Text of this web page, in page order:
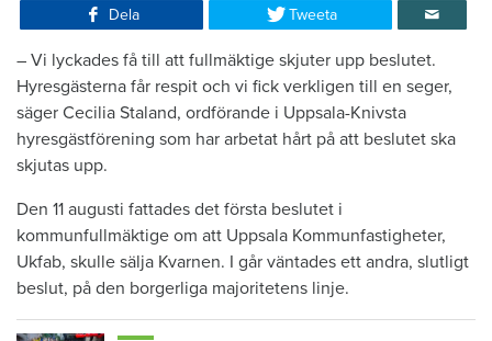
Dela Tweeta
​– ­Vi lyckades få till att fullmäktige skjuter upp beslutet.
Hyresgästerna får respit och vi fick verkligen till en seger,
säger Cecilia Staland, ordförande i Uppsala-Knivsta
hyresgästförening som har arbetat hårt på att beslutet ska
skjutas upp.
Den 11 augusti fattades det första beslutet i
kommunfullmäktige om att Uppsala Kommunfastigheter,
Ukfab, skulle sälja Kvarnen. I går väntades ett andra, slutligt
beslut, på den borgerliga majoritetens linje.